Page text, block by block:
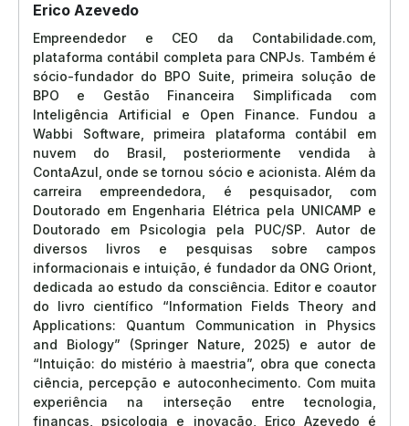
Erico Azevedo
Empreendedor e CEO da Contabilidade.com,
plataforma contábil completa para CNPJs. Também é
sócio-fundador do BPO Suite, primeira solução de
BPO e Gestão Financeira Simplificada com
Inteligência Artificial e Open Finance. Fundou a
Wabbi Software, primeira plataforma contábil em
nuvem do Brasil, posteriormente vendida à
ContaAzul, onde se tornou sócio e acionista. Além da
carreira empreendedora, é pesquisador, com
Doutorado em Engenharia Elétrica pela UNICAMP e
Doutorado em Psicologia pela PUC/SP. Autor de
diversos livros e pesquisas sobre campos
informacionais e intuição, é fundador da ONG Oriont,
dedicada ao estudo da consciência. Editor e coautor
do livro científico “Information Fields Theory and
Applications: Quantum Communication in Physics
and Biology” (Springer Nature, 2025) e autor de
“Intuição: do mistério à maestria”, obra que conecta
ciência, percepção e autoconhecimento. Com muita
experiência na interseção entre tecnologia,
finanças, psicologia e inovação, Erico Azevedo é